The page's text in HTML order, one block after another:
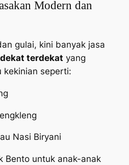
Modern dan
gulai, kini banyak jasa
terdekat yang
kekinian seperti:
Nasi Biryani
Bento untuk anak-anak